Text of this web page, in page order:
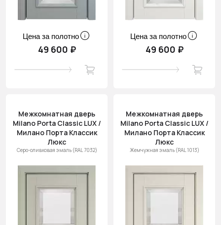
Цена за полотно
49 600 ₽
Цена за полотно
49 600 ₽
Межкомнатная дверь
Milano Porta Classic LUX /
Милано Порта Классик
Люкс
Серо-оливковая эмаль (RAL 7032)
Межкомнатная дверь
Milano Porta Classic LUX /
Милано Порта Классик
Люкс
Жемчужная эмаль (RAL 1013)